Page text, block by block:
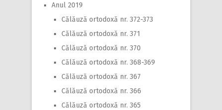
Anul 2019
Călăuză ortodoxă nr. 372-373
Călăuză ortodoxă nr. 371
Călăuză ortodoxă nr. 370
Călăuză ortodoxă nr. 368-369
Călăuză ortodoxă nr. 367
Călăuză ortodoxă nr. 366
Călăuză ortodoxă nr. 365